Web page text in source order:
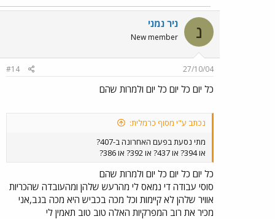
נ ניר נמני
New member
27/10/04
#14
כל יום כל יום כל יום ולמרות שהם
נכתב ע"י מסוף כרמלית:
מתי נסעת בפעם האחרונה ב-407?
או 394? או 437? או 392? או 386?
כל יום כל יום כל יום ולמרות שהם
סוסי עבודה די נמאס לי מהרעש שלהן ומהעובדה שהכריות
אוויר שלהן לא קיימות וכל מכה בכביש היא מכה בגב,אני
מכיר את רוב המפרקיות האלה טוב טוב תאמין לי